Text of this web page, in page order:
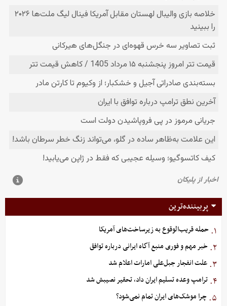
پربیننده‌ترین
۱. حمله قریب‌الوقوع به زیرساخت‌های آمریکا
۲. خبر مهم و فوری منبع آگاه ایرانی درباره توافق
۳. علت انفجار جبل‌علی امارات اعلام شد
۴. ترامپ وعده تسلیم ایران داد، تحقیر نصیبش شد
۵. چرا موشک‌های ایران تمام نمی‌شود؟